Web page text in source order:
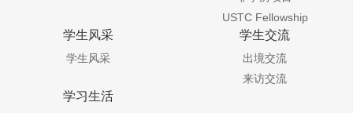
USTC Fellowship
学生风采
学生风采
学生交流
出境交流
来访交流
学习生活